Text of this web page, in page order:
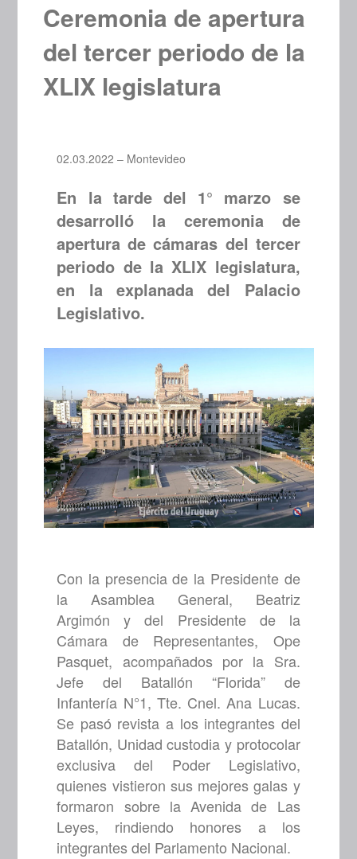
Ceremonia de apertura
del tercer periodo de la
XLIX legislatura
02.03.2022 – Montevideo
En la tarde del 1° marzo se
desarrolló la ceremonia de
apertura de cámaras del tercer
periodo de la XLIX legislatura,
en la explanada del Palacio
Legislativo.
Con la presencia de la Presidente de
la Asamblea General, Beatriz
Argimón y del Presidente de la
Cámara de Representantes, Ope
Pasquet, acompañados por la Sra.
Jefe del Batallón “Florida” de
Infantería N°1, Tte. Cnel. Ana Lucas.
Se pasó revista a los integrantes del
Batallón, Unidad custodia y protocolar
exclusiva del Poder Legislativo,
quienes vistieron sus mejores galas y
formaron sobre la Avenida de Las
Leyes, rindiendo honores a los
integrantes del Parlamento Nacional.